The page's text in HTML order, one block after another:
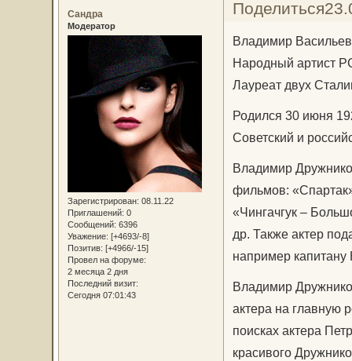
Поделиться
Сандра
Модератор
Зарегистрирован: 08.11.22
Приглашений: 0
Сообщений: 6396
Уважение: [+4693/-8]
Позитив: [+4966/-15]
Провел на форуме:
2 месяца 2 дня
Последний визит:
Сегодня 07:01:43
Владимир
Народный артист
Лауреат двух
Родился 30 июня
Советский и
Владимир
фильмов:
«Чингачгук –
др. Также актер
например капитану
Владимир
актера на главную
поисках актера
красивого